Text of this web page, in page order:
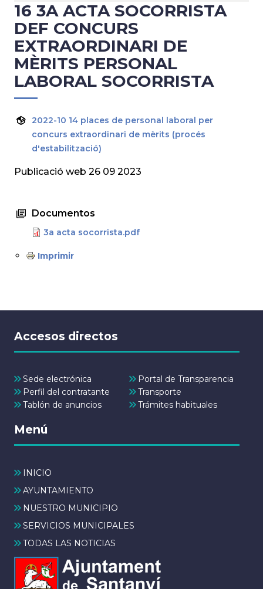
16 3A ACTA SOCORRISTA
DEF CONCURS
EXTRAORDINARI DE
MÈRITS PERSONAL
LABORAL SOCORRISTA
2022-10 14 places de personal laboral per
concurs extraordinari de mèrits (procés
d'estabilització)
Publicació web 26 09 2023
Documentos
3a acta socorrista.pdf
Imprimir
Accesos directos
Sede electrónica
Portal de Transparencia
Perfil del contratante
Transporte
Tablón de anuncios
Trámites habituales
Menú
INICIO
AYUNTAMIENTO
NUESTRO MUNICIPIO
SERVICIOS MUNICIPALES
TODAS LAS NOTICIAS